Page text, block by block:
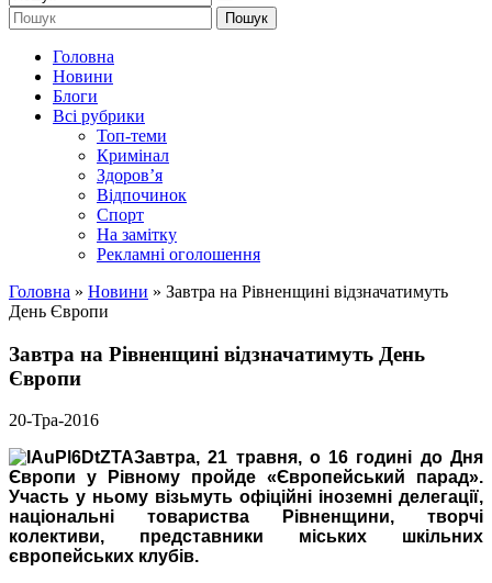
Головна
Новини
Блоги
Всі рубрики
Топ-теми
Кримінал
Здоров’я
Відпочинок
Спорт
На замітку
Рекламні оголошення
Головна » Новини » Завтра на Рівненщині відзначатимуть
День Європи
Завтра на Рівненщині відзначатимуть День
Європи
20-Тра-2016
Завтра, 21 травня, о 16 годині до Дня
Європи у Рівному пройде «Європейський парад».
Участь у ньому візьмуть офіційні іноземні делегації,
національні товариства Рівненщини, творчі
колективи, представники міських шкільних
європейських клубів.